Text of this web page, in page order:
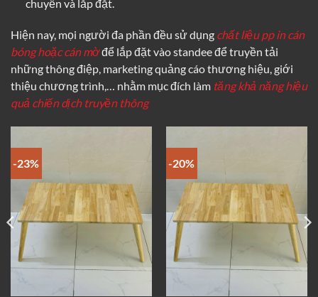
chuyển và lắp đặt.
Hiện nay, mọi người đa phần đều sử dụng chất liệu pp in cán
bóng hoặc cán mờđể lắp đặt vào standee để truyền tải
những thông điệp, marketing quảng cáo thương hiệu, giới
thiệu chương trình,… nhằm mục đích làm tăng khả năng hiệu
quả chiến dịch truyền thông
-23% -20%